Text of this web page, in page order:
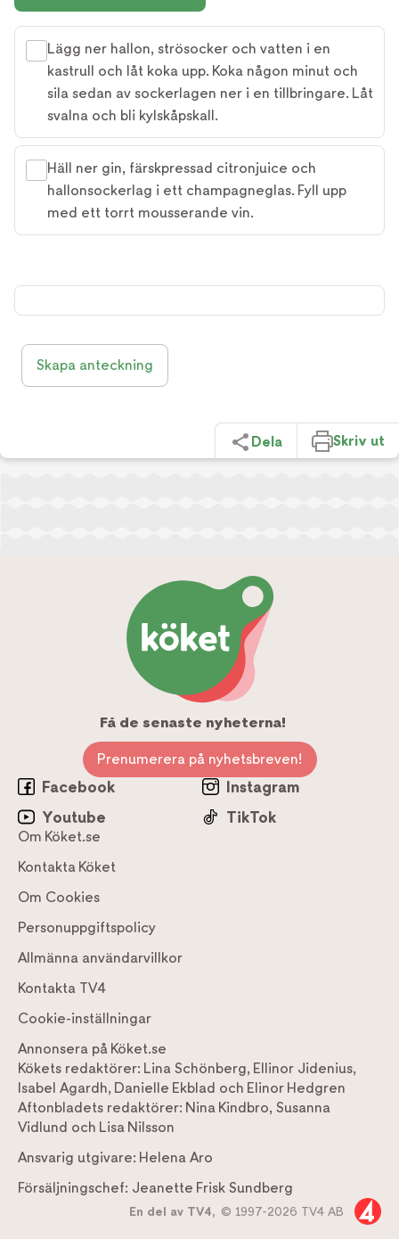
Lägg ner hallon, strösocker och vatten i en
kastrull och låt koka upp. Koka någon minut och
sila sedan av sockerlagen ner i en tillbringare. Låt
svalna och bli kylskåpskall.
Häll ner gin, färskpressad citronjuice och
hallonsockerlag i ett champagneglas. Fyll upp
med ett torrt mousserande vin.
Skapa anteckning
Dela Skriv ut
Få de senaste nyheterna!
Prenumerera på nyhetsbreven!
Facebook
Instagram
Youtube
TikTok
Om Köket.se
Kontakta Köket
Om Cookies
Personuppgiftspolicy
Allmänna användarvillkor
Kontakta TV4
Cookie-inställningar
Annonsera på Köket.se
Kökets redaktörer: Lina Schönberg, Ellinor Jidenius,
Isabel Agardh, Danielle Ekblad och Elinor Hedgren
Aftonbladets redaktörer: Nina Kindbro, Susanna
Vidlund och Lisa Nilsson
Ansvarig utgivare: Helena Aro
Försäljningschef: Jeanette Frisk Sundberg
En del av TV4, © 1997-2026 TV4 AB